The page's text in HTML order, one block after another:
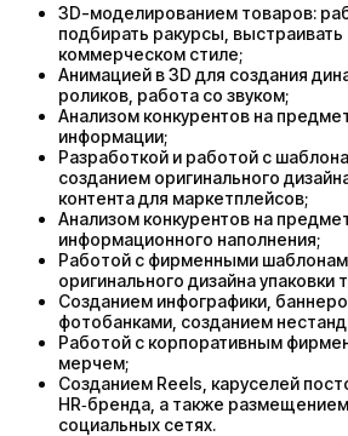
3D-моделированием товаров:
подбирать ракурсы,
коммерческом стиле;
Анимацией в 3D для создания
роликов, работа со звуком;
Анализом конкурентов на
информации;
Разработкой и работой с
созданием оригинального
контента для маркетплейсов;
Анализом конкурентов на
информационного наполнения;
Работой с фирменными
оригинального дизайна упаковки
Созданием инфографики,
фотобанками, созданием
Работой с корпоративным
мерчем;
Созданием Reels, каруселей
HR‑бренда, а также
социальных сетях.